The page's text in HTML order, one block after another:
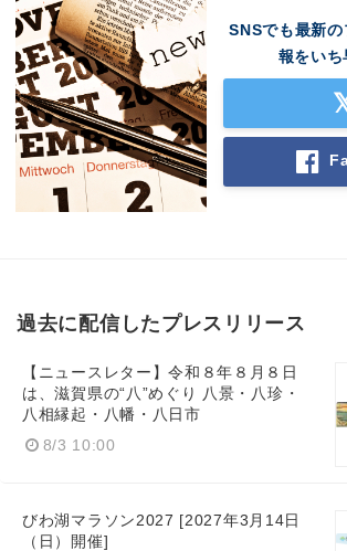
SNSでも最新
報をいち
過去に配信したプレスリリース
【ニュースレター】令和８年８月８日
は、滋賀県の“八”めぐり 八景・八珍・
八相縁起・八幡・八日市
8/3 10:00
びわ湖マラソン2027 [2027年3月14日
（日）開催]
English